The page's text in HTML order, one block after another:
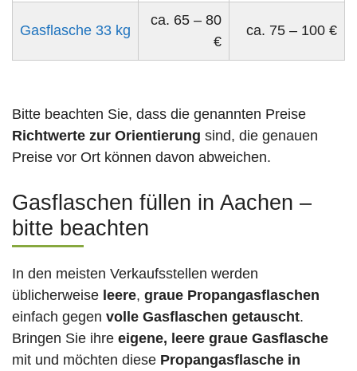
Gasflasche 33 kg
ca. 65 – 80
€
ca. 75 – 100 €
Bitte beachten Sie, dass die genannten Preise
Richtwerte zur Orientierung sind, die genauen
Preise vor Ort können davon abweichen.
Gasflaschen füllen in Aachen –
bitte beachten
In den meisten Verkaufsstellen werden
üblicherweise leere, graue Propangasflaschen
einfach gegen volle Gasflaschen getauscht.
Bringen Sie ihre eigene, leere graue Gasflasche
mit und möchten diese Propangasflasche in